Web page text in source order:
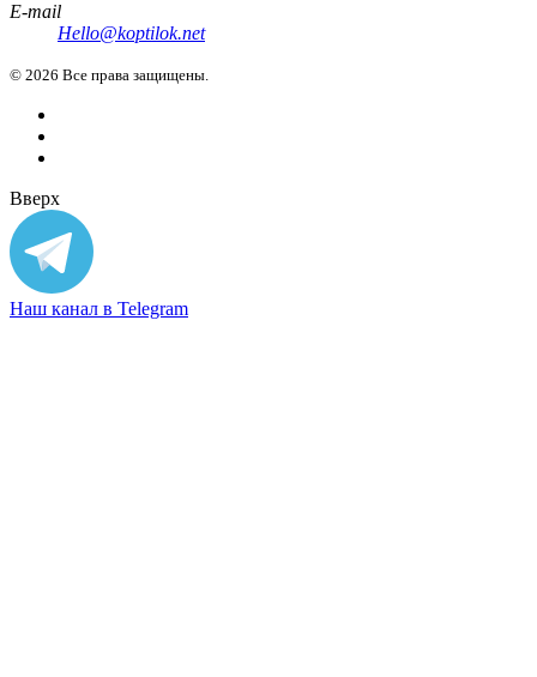
E-mail
Hello@koptilok.net
© 2026 Все права защищены.
Вверх
Наш канал в Telegram